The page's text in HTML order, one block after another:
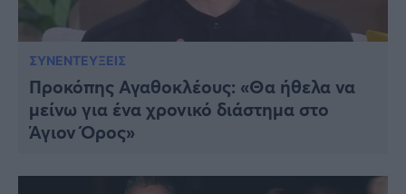
ΣΥΝΕΝΤΕΥΞΕΙΣ
Προκόπης Αγαθοκλέους: «Θα ήθελα να
μείνω για ένα χρονικό διάστημα στο
Άγιον Όρος»